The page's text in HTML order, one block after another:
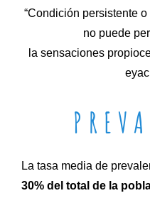
“Condición persistente
no puede
la sensaciones
La tasa media de
30% del total de la